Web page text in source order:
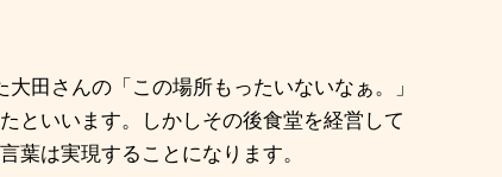
田さんの「この場所もったいないなぁ。」
といいます。しかしその後食堂を経営して
葉は実現することになります。